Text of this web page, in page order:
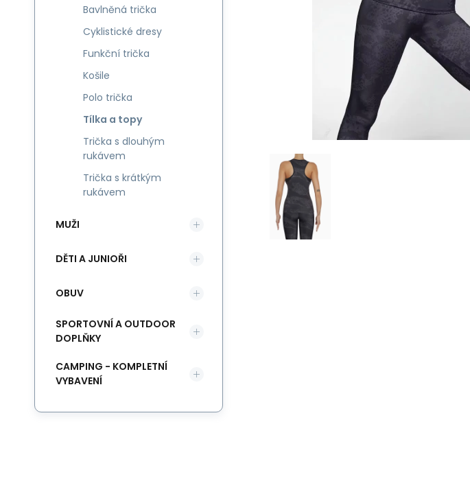
Bavlněná trička
Cyklistické dresy
Funkční trička
Košile
Polo trička
Tílka a topy
Trička s dlouhým
rukávem
Trička s krátkým
rukávem
MUŽI
DĚTI A JUNIOŘI
OBUV
SPORTOVNÍ A OUTDOOR
DOPLŇKY
CAMPING - KOMPLETNÍ
VYBAVENÍ